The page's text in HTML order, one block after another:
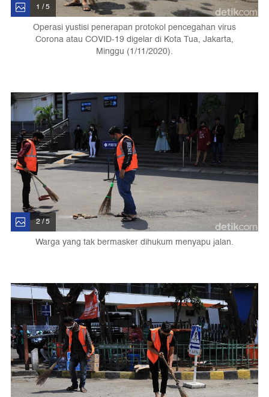
1 / 5
Operasi yustisi penerapan protokol pencegahan virus
Corona atau COVID-19 digelar di Kota Tua, Jakarta,
Minggu (1/11/2020).
2 / 5
Warga yang tak bermasker dihukum menyapu jalan.